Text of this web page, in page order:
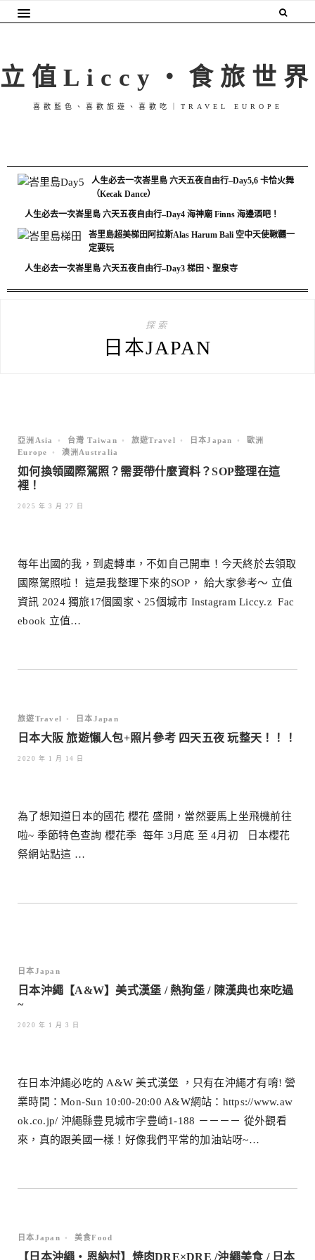
立值Liccy・食旅世界
喜歡藍色、喜歡旅遊、喜歡吃｜TRAVEL EUROPE
人生必去一次峇里島 六天五夜自由行–Day5,6 卡恰火舞
（Kecak Dance）
人生必去一次峇里島 六天五夜自由行–Day4 海神廟 Finns 海邊酒吧！
峇里島超美梯田阿拉斯Alas Harum Bali 空中天使鞦韆一
定要玩
人生必去一次峇里島 六天五夜自由行–Day3 梯田、聖泉寺
探索
日本JAPAN
亞洲Asia • 台灣 Taiwan • 旅遊Travel • 日本Japan •
歐洲
Europe
• 澳洲Australia
如何換領國際駕照？需要帶什麼資料？SOP整理在這
裡！
2025 年 3 月 27 日
每年出國的我，到處轉車，不如自己開車！今天終於去領取
國際駕照啦！ 這是我整理下來的SOP， 給大家參考～ 立值
資訊 2024 獨旅17個國家、25個城市 Instagram Liccy.z Fac
ebook 立值…
旅遊Travel • 日本Japan
日本大阪 旅遊懶人包+照片參考 四天五夜 玩整天！！！
2020 年 1 月 14 日
為了想知道日本的國花 櫻花 盛開，當然要馬上坐飛機前往
啦~ 季節特色查詢 櫻花季 每年 3月底 至 4月初 日本櫻花
祭網站點這 …
日本Japan
日本沖繩【A&W】美式漢堡 / 熱狗堡 / 陳漢典也來吃過
~
2020 年 1 月 3 日
在日本沖繩必吃的 A&W 美式漢堡 ，只有在沖繩才有唷! 營
業時間：Mon-Sun 10:00-20:00 A&W網站：https://www.aw
ok.co.jp/ 沖繩縣豊見城市字豊崎1-188 －－－－ 從外觀看
來，真的跟美國一樣！好像我們平常的加油站呀~…
日本Japan • 美食Food
【日本沖繩・恩納村】焼肉DRE×DRE /沖繩美食 / 日本